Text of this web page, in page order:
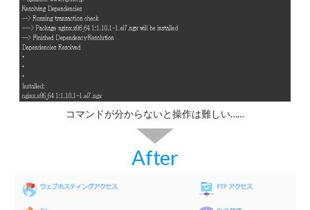
コマンドが分からないと操作は難しい……
After